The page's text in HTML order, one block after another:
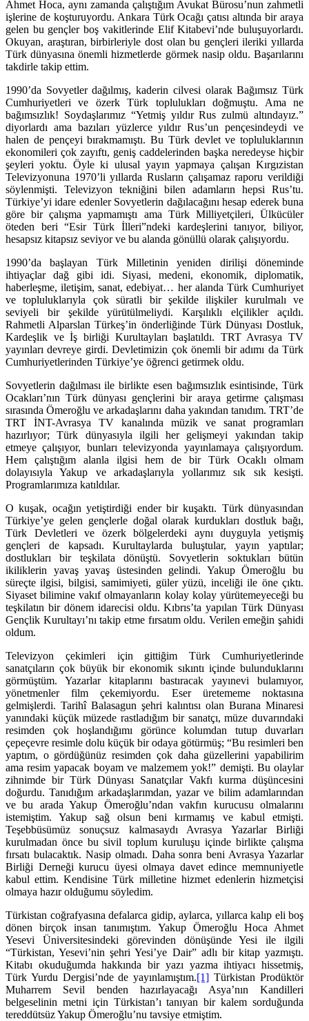
Ahmet Hoca, aynı zamanda çalıştığım Avukat Bürosu’nun zahmetli
işlerine de koşturuyordu. Ankara Türk Ocağı çatısı altında bir araya
gelen bu gençler boş vakitlerinde Elif Kitabevi’nde buluşuyorlardı.
Okuyan, araştıran, birbirleriyle dost olan bu gençleri ileriki yıllarda
Türk dünyasına önemli hizmetlerde görmek nasip oldu. Başarılarını
takdirle takip ettim.
1990’da Sovyetler dağılmış, kaderin cilvesi olarak Bağımsız Türk
Cumhuriyetleri ve özerk Türk toplulukları doğmuştu. Ama ne
bağımsızlık! Soydaşlarımız “Yetmiş yıldır Rus zulmü altındayız.”
diyorlardı ama bazıları yüzlerce yıldır Rus’un pençesindeydi ve
halen de pençeyi bırakmamıştı. Bu Türk devlet ve topluluklarının
ekonomileri çok zayıftı, geniş caddelerinden başka neredeyse hiçbir
şeyleri yoktu. Öyle ki ulusal yayın yapmaya çalışan Kırgızistan
Televizyonuna 1970’li yıllarda Rusların çalışamaz raporu verildiği
söylenmişti. Televizyon tekniğini bilen adamların hepsi Rus’tu.
Türkiye’yi idare edenler Sovyetlerin dağılacağını hesap ederek buna
göre bir çalışma yapmamıştı ama Türk Milliyetçileri, Ülkücüler
öteden beri “Esir Türk İlleri”ndeki kardeşlerini tanıyor, biliyor,
hesapsız kitapsız seviyor ve bu alanda gönüllü olarak çalışıyordu.
1990’da başlayan Türk Milletinin yeniden dirilişi döneminde
ihtiyaçlar dağ gibi idi. Siyasi, medeni, ekonomik, diplomatik,
haberleşme, iletişim, sanat, edebiyat… her alanda Türk Cumhuriyet
ve topluluklarıyla çok süratli bir şekilde ilişkiler kurulmalı ve
seviyeli bir şekilde yürütülmeliydi. Karşılıklı elçilikler açıldı.
Rahmetli Alparslan Türkeş’in önderliğinde Türk Dünyası Dostluk,
Kardeşlik ve İş birliği Kurultayları başlatıldı. TRT Avrasya TV
yayınları devreye girdi. Devletimizin çok önemli bir adımı da Türk
Cumhuriyetlerinden Türkiye’ye öğrenci getirmek oldu.
Sovyetlerin dağılması ile birlikte esen bağımsızlık esintisinde, Türk
Ocakları’nın Türk dünyası gençlerini bir araya getirme çalışması
sırasında Ömeroğlu ve arkadaşlarını daha yakından tanıdım. TRT’de
TRT İNT-Avrasya TV kanalında müzik ve sanat programları
hazırlıyor; Türk dünyasıyla ilgili her gelişmeyi yakından takip
etmeye çalışıyor, bunları televizyonda yayınlamaya çalışıyordum.
Hem çalıştığım alanla ilgisi hem de bir Türk Ocaklı olmam
dolayısıyla Yakup ve arkadaşlarıyla yollarımız sık sık kesişti.
Programlarımıza katıldılar.
O kuşak, ocağın yetiştirdiği ender bir kuşaktı. Türk dünyasından
Türkiye’ye gelen gençlerle doğal olarak kurdukları dostluk bağı,
Türk Devletleri ve özerk bölgelerdeki aynı duyguyla yetişmiş
gençleri de kapsadı. Kurultaylarda buluştular, yayın yaptılar;
dostlukları bir teşkilata dönüştü. Sovyetlerin soktukları bütün
ikiliklerin yavaş yavaş üstesinden gelindi. Yakup Ömeroğlu bu
süreçte ilgisi, bilgisi, samimiyeti, güler yüzü, inceliği ile öne çıktı.
Siyaset bilimine vakıf olmayanların kolay kolay yürütemeyeceği bu
teşkilatın bir dönem idarecisi oldu. Kıbrıs’ta yapılan Türk Dünyası
Gençlik Kurultayı’nı takip etme fırsatım oldu. Verilen emeğin şahidi
oldum.
Televizyon çekimleri için gittiğim Türk Cumhuriyetlerinde
sanatçıların çok büyük bir ekonomik sıkıntı içinde bulunduklarını
görmüştüm. Yazarlar kitaplarını bastıracak yayınevi bulamıyor,
yönetmenler film çekemiyordu. Eser üretememe noktasına
gelmişlerdi. Tarihî Balasagun şehri kalıntısı olan Burana Minaresi
yanındaki küçük müzede rastladığım bir sanatçı, müze duvarındaki
resimden çok hoşlandığımı görünce kolumdan tutup duvarları
çepeçevre resimle dolu küçük bir odaya götürmüş; “Bu resimleri ben
yaptım, o gördüğünüz resimden çok daha güzellerini yapabilirim
ama resim yapacak boyam ve malzemem yok!” demişti. Bu olaylar
zihnimde bir Türk Dünyası Sanatçılar Vakfı kurma düşüncesini
doğurdu. Tanıdığım arkadaşlarımdan, yazar ve bilim adamlarından
ve bu arada Yakup Ömeroğlu’ndan vakfın kurucusu olmalarını
istemiştim. Yakup sağ olsun beni kırmamış ve kabul etmişti.
Teşebbüsümüz sonuçsuz kalmasaydı Avrasya Yazarlar Birliği
kurulmadan önce bu sivil toplum kuruluşu içinde birlikte çalışma
fırsatı bulacaktık. Nasip olmadı. Daha sonra beni Avrasya Yazarlar
Birliği Derneği kurucu üyesi olmaya davet edince memnuniyetle
kabul ettim. Kendisine Türk milletine hizmet edenlerin hizmetçisi
olmaya hazır olduğumu söyledim.
Türkistan coğrafyasına defalarca gidip, aylarca, yıllarca kalıp eli boş
dönen birçok insan tanımıştım. Yakup Ömeroğlu Hoca Ahmet
Yesevi Üniversitesindeki görevinden dönüşünde Yesi ile ilgili
“Türkistan, Yesevi’nin şehri Yesi’ye Dair” adlı bir kitap yazmıştı.
Kitabı okuduğumda hakkında bir yazı yazma ihtiyacı hissetmiş,
Türk Yurdu Dergisi’nde de yayınlamıştım.[1] Türkistan Prodüktör
Muharrem Sevil benden hazırlayacağı Asya’nın Kandilleri
belgeselinin metni için Türkistan’ı tanıyan bir kalem sorduğunda
tereddütsüz Yakup Ömeroğlu’nu tavsiye etmiştim.